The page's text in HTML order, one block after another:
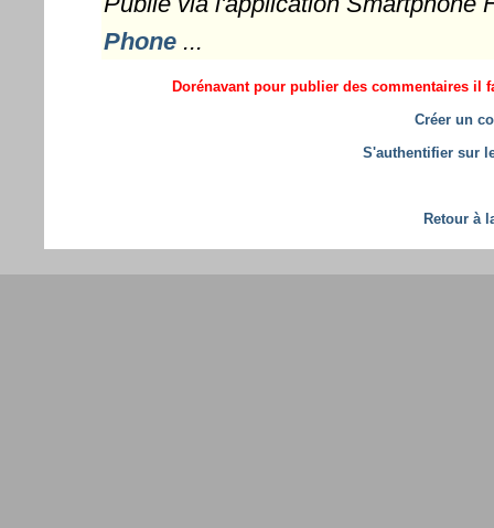
Phone...
Dorénavant pour publier des commentaires il
Créer un
S'authentifier sur
Retour à